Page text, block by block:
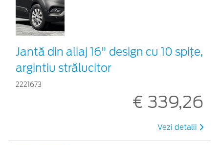
Jantă din aliaj 16" design cu 10 spițe,
argintiu strălucitor
2221673
€ 339,26
Vezi detalii